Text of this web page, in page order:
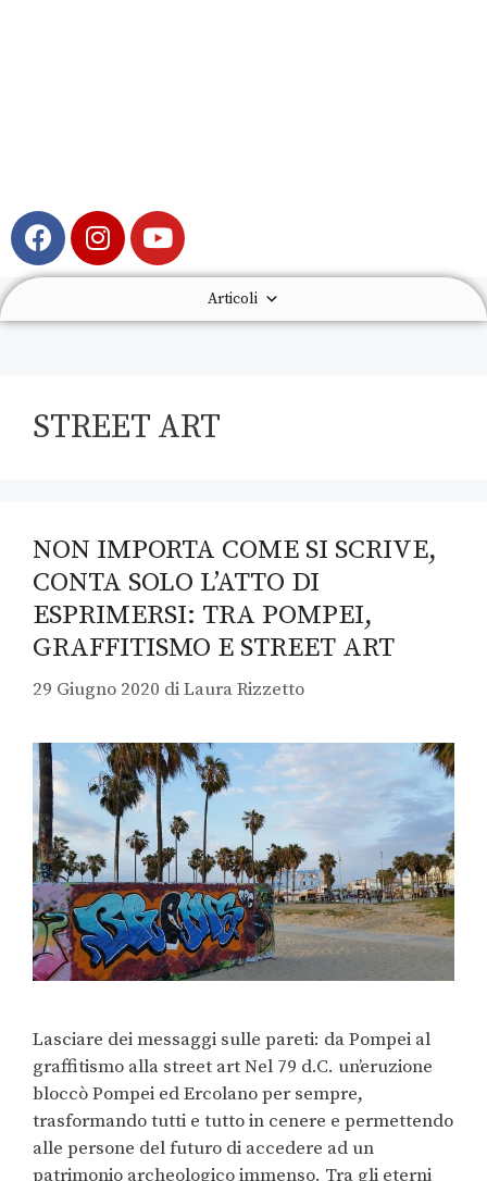
Articoli
STREET ART
NON IMPORTA COME SI SCRIVE,
CONTA SOLO L’ATTO DI
ESPRIMERSI: TRA POMPEI,
GRAFFITISMO E STREET ART
29 Giugno 2020 diLaura Rizzetto
Lasciare dei messaggi sulle pareti: da Pompei al
graffitismo alla street art Nel 79 d.C. un’eruzione
bloccò Pompei ed Ercolano per sempre,
trasformando tutti e tutto in cenere e permettendo
alle persone del futuro di accedere ad un
patrimonio archeologico immenso. Tra gli eterni